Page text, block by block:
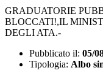
GRADUATORIE
BLOCCATI!,IL
DEGLI ATA.-
Pubblicato il: 05/
Tipologia: Albo